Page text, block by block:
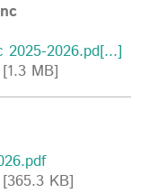
2025-2026.pd[...]
MB]
KB]